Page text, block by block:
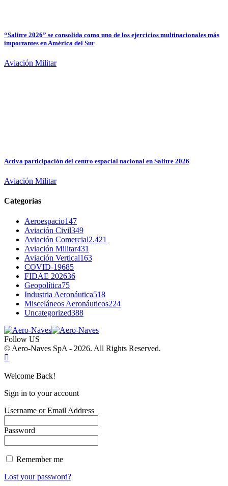
“Salitre 2026” se consolida como uno de los ejercicios multinacionales más
importantes en América del Sur
Aviación Militar
Activa participación del centro espacial nacional en Salitre 2026
Aviación Militar
Categorías
Aeroespacio147
Aviación Civil349
Aviación Comercial2.421
Aviación Militar431
Aviación Vertical163
COVID-19685
FIDAE 202636
Geopolítica75
Industria Aeronáutica518
Misceláneos Aeronáuticos224
Uncategorized388
Follow US
© Aero-Naves SpA - 2026. All Rights Reserved.
Welcome Back!
Sign in to your account
Username or Email Address
Password
Remember me
Lost your password?